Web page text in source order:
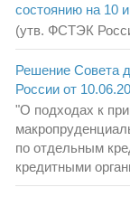
состоянию на 10
(утв. ФСТЭК
Решение Совета
России от
"О подходах к
по отдельным
кредитными